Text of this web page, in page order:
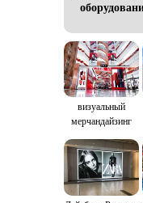
визуальный
мерчандайзинг